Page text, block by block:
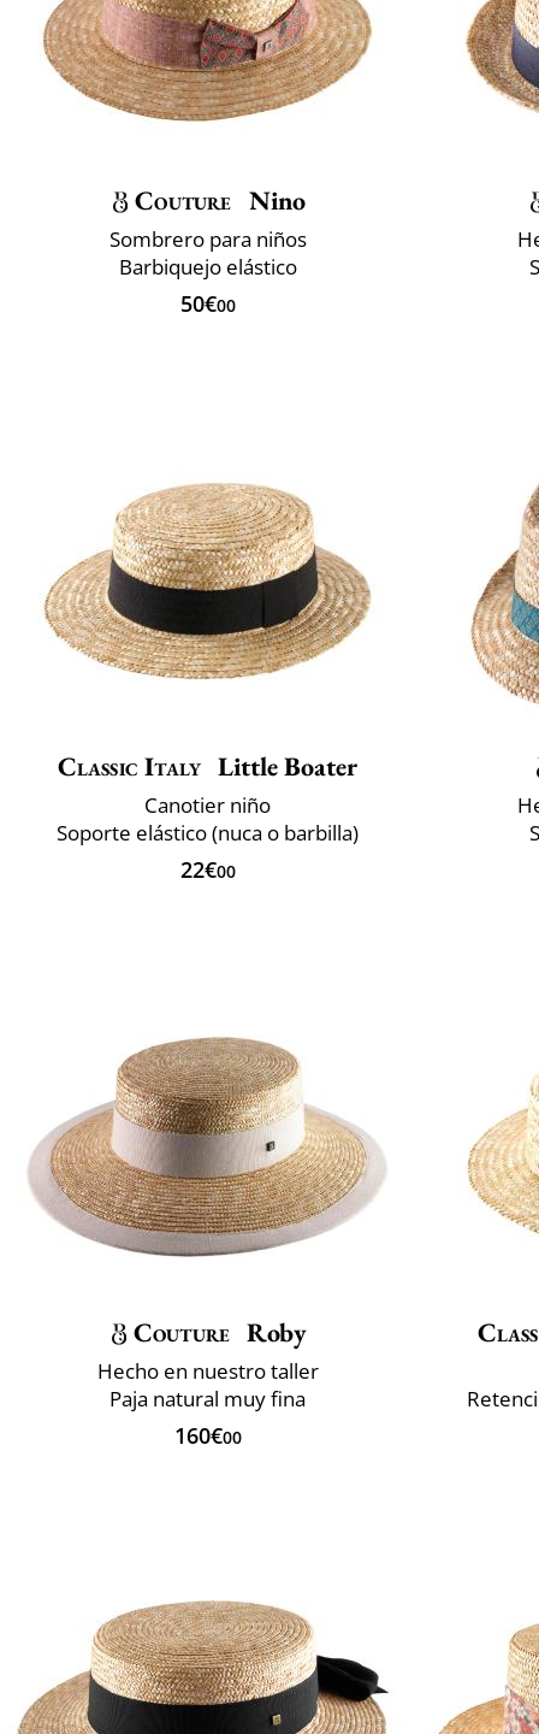
Couture Nino
Sombrero para niños
Barbiquejo elástico
50€00
Classic Italy Little Boater
Canotier niño
Soporte elástico (nuca o barbilla)
22€00
Couture Roby
Hecho en nuestro taller
Paja natural muy fina
160€00